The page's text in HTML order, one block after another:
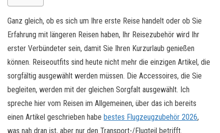
Ganz gleich, ob es sich um Ihre erste Reise handelt oder ob Sie
Erfahrung mit längeren Reisen haben, Ihr Reisezubehör wird Ihr
erster Verbündeter sein, damit Sie Ihren Kurzurlaub genießen
können. Reiseoutfits sind heute nicht mehr die einzigen Artikel, die
sorgfältig ausgewählt werden müssen. Die Accessoires, die Sie
begleiten, werden mit der gleichen Sorgfalt ausgewählt. Ich
spreche hier vom Reisen im Allgemeinen, über das ich bereits
einen Artikel geschrieben habe bestes Flugzeugzubehör 2026,
was nah dran ist, aber nur den Transport-/Flugteil betrifft.